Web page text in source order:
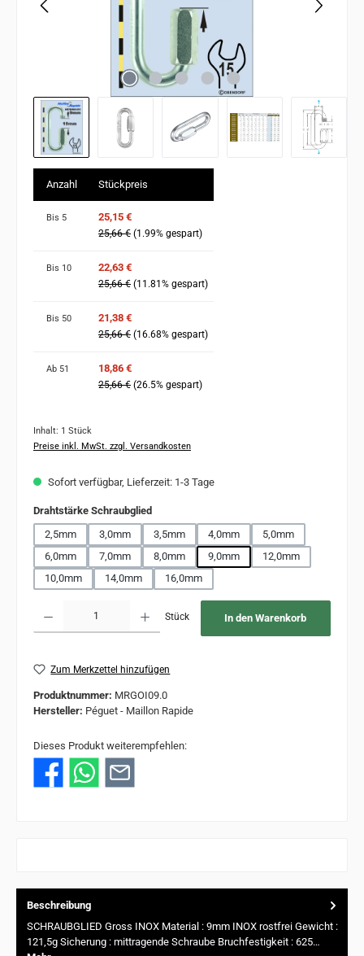
Anzahl Stückpreis
Bis 5 25,15 €
25,66 € (1.99% gespart)
Bis 10 22,63 €
25,66 € (11.81% gespart)
Bis 50 21,38 €
25,66 € (16.68% gespart)
Ab 51 18,86 €
25,66 € (26.5% gespart)
Inhalt: 1 Stück
Preise inkl. MwSt. zzgl. Versandkosten
Sofort verfügbar, Lieferzeit: 1-3 Tage
Drahtstärke Schraubgliedauswählen
2,5mm
3,0mm 3,5mm 4,0mm
5,0mm
6,0mm
7,0mm 8,0mm 9,0mm
12,0mm
10,0mm
14,0mm 16,0mm
Stück In den Warenkorb
Zum Merkzettel hinzufügen
Produktnummer: MRGOI09.0
Hersteller: Péguet - Maillon Rapide
Dieses Produkt weiterempfehlen:
Beschreibung
SCHRAUBGLIED Gross INOX Material : 9mm INOX rostfrei Gewicht :
121,5g Sicherung : mittragende Schraube Bruchfestigkeit : 625…